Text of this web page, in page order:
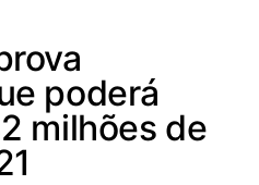
poderá
milhões de